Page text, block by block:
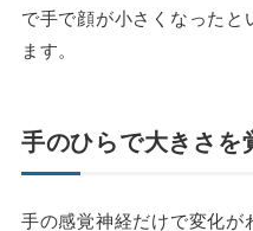
で手で顔が小さくなった
ます。
手のひらで大きさを
手の感覚神経だけで変化が